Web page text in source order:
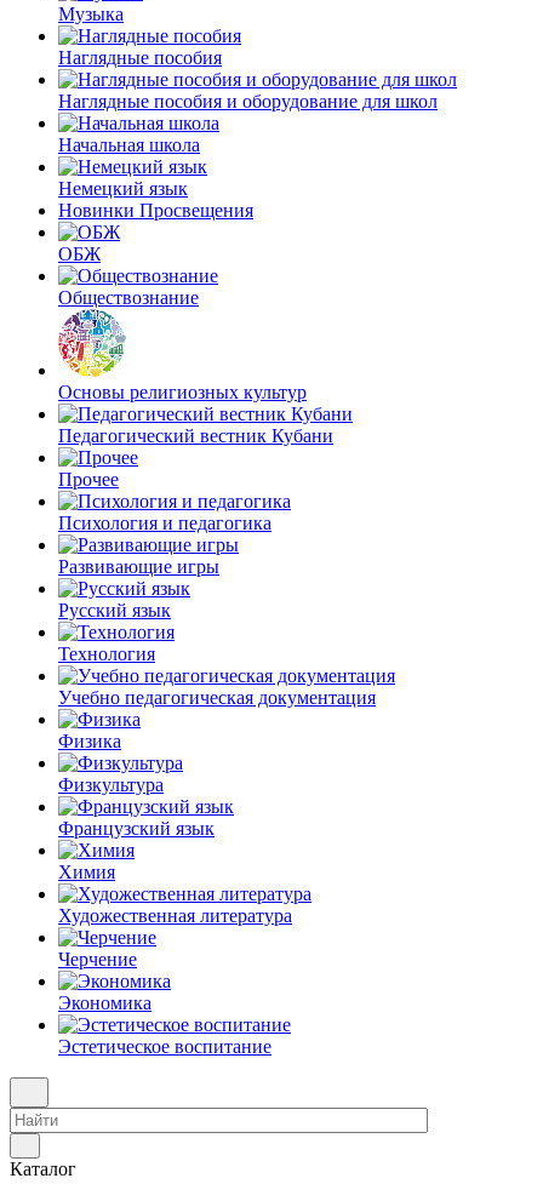
Музыка
Наглядные пособия
Наглядные пособия и оборудование для школ
Начальная школа
Немецкий язык
Новинки Просвещения
ОБЖ
Обществознание
Основы религиозных культур
Педагогический вестник Кубани
Прочее
Психология и педагогика
Развивающие игры
Русский язык
Технология
Учебно педагогическая документация
Физика
Физкультура
Французский язык
Химия
Художественная литература
Черчение
Экономика
Эстетическое воспитание
Каталог